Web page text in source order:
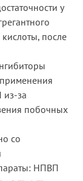
у
после
из-за
побочных
со
НПВП